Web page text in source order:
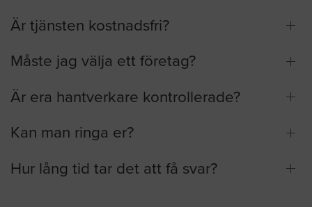
Är tjänsten kostnadsfri?
Måste jag välja ett företag?
Är era hantverkare kontrollerade?
Kan man ringa er?
Hur lång tid tar det att få svar?